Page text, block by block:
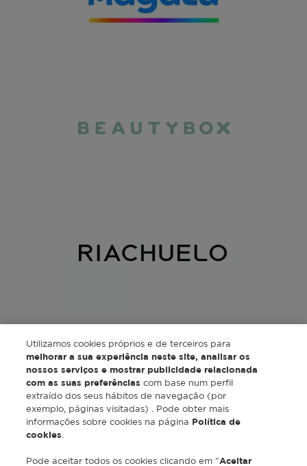
Utilizamos cookies próprios e de terceiros para
melhorar a sua experiência neste site, analisar os
nossos serviços e mostrar publicidade relacionada
com as suas preferências com base num perfil
extraído dos seus hábitos de navegação (por
exemplo, páginas visitadas) . Pode obter mais
informações sobre cookies na página
Política de
cookies.
Pode aceitar todos os cookies clicando em "Aceitar